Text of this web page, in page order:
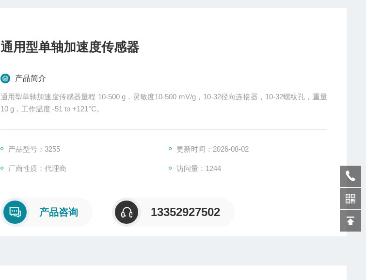
通用型单轴加速度传感器
产品简介
通用型单轴加速度传感器量程 10-500 g，灵敏度10-500 mV/g，10-32径向连接器，10-32螺纹孔，重量
10 g，工作温度 -51 to +121°C。
产品型号：3255 更新时间：2026-08-02
厂商性质：代理商 访问量：1244
产品咨询 13352927502